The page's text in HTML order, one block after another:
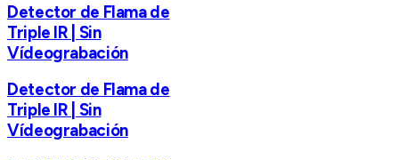
Detector de Flama de
Triple IR | Sin
Vídeograbación
Detector de Flama de
Triple IR | Sin
Vídeograbación